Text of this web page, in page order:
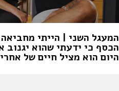
המעגל השני | הייתי
הכסף כי ידעתי שהוא יגנוב
היום הוא מציל חיים של